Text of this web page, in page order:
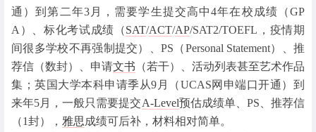
通）到第二年3月，需要学生提交高中4年在校成绩（GP
A）、标化考试成绩（SAT/ACT/AP/SAT2/TOEFL，疫情期
间很多学校不再强制提交）、PS（Personal Statement）、推
荐信（数封）、申请文书 （若干）、活动列表甚至艺术作品
集；英国大学本科申请季从9月（UCAS网申端口开通）到
来年5月，一般只需要提交A-Level预估成绩单、PS、推荐信
（1封）， 雅思成绩可后补，材料相对简单。